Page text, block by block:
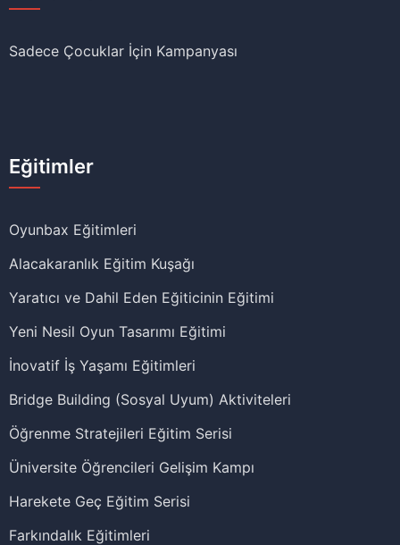
Sadece Çocuklar İçin Kampanyası
Eğitimler
Oyunbax Eğitimleri
Alacakaranlık Eğitim Kuşağı
Yaratıcı ve Dahil Eden Eğiticinin Eğitimi
Yeni Nesil Oyun Tasarımı Eğitimi
İnovatif İş Yaşamı Eğitimleri
Bridge Building (Sosyal Uyum) Aktiviteleri
Öğrenme Stratejileri Eğitim Serisi
Üniversite Öğrencileri Gelişim Kampı
Harekete Geç Eğitim Serisi
Farkındalık Eğitimleri